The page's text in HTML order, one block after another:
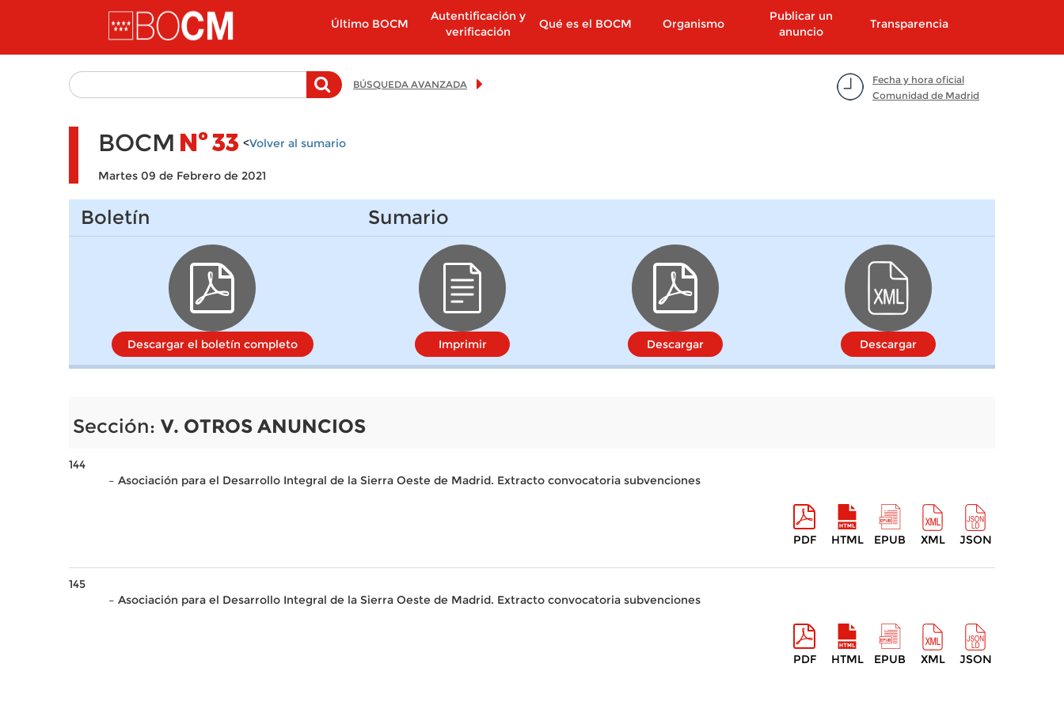
Pasar al contenido principal
Último BOCM
Autentificación y
verificación
Qué es el BOCM Organismo
Publicar un
anuncio
Transparencia
Fecha y hora oficial
Comunidad de Madrid
BÚSQUEDA AVANZADA
BOCM Nº33 <Volver al sumario
Martes 09 de Febrero de 2021
Boletín
Descargar el boletín completo
Sumario
Imprimir Descargar Descargar
Sección: V. OTROS ANUNCIOS
144
– Asociación para el Desarrollo Integral de la Sierra Oeste de Madrid. Extracto convocatoria subvenciones
PDF HTML EPUB XML JSON
145
– Asociación para el Desarrollo Integral de la Sierra Oeste de Madrid. Extracto convocatoria subvenciones
PDF HTML EPUB XML JSON